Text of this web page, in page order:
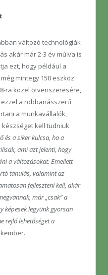
változó technológiák
akár már 2-3 év múlva is
ezt, hogy például a
mintegy 150 eszköz
ra közel ötvenszeresére,
a robbanásszerű
a munkavállalók,
kell tudniuk
és a siker kulcsa, ha a
ami azt jelenti, hogy
a változásokat. Emellett
tanulás, valamint az
fejleszteni kell, akár
már „csak” a
képesek legyünk gyorsan
rejlő lehetőséget a